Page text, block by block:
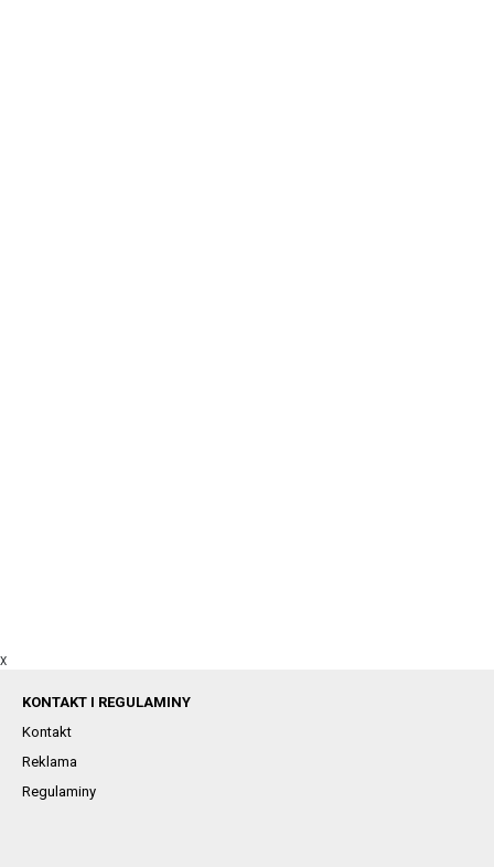
X
KONTAKT I REGULAMINY
Kontakt
Reklama
Regulaminy